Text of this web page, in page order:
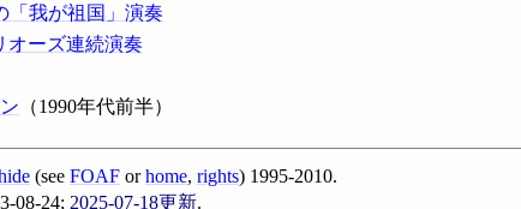
「我が祖国」演奏
オーズ連続演奏
（1990年代前半）
(see FOAF orhome, rights) 1995-2010.
08-24; 2025-07-18更新.